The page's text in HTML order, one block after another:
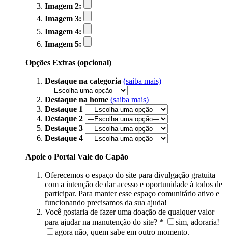
Imagem 2:
Imagem 3:
Imagem 4:
Imagem 5:
Opções Extras (opcional)
Destaque na categoria (saiba mais)
Destaque na home (saiba mais)
Destaque 1
Destaque 2
Destaque 3
Destaque 4
Apoie o Portal Vale do Capão
Oferecemos o espaço do site para divulgação gratuita
com a intenção de dar acesso e oportunidade à todos de
participar. Para manter esse espaço comunitário ativo e
funcionando precisamos da sua ajuda!
Você gostaria de fazer uma doação de qualquer valor
para ajudar na manutenção do site? *
sim, adoraria!
agora não, quem sabe em outro momento.